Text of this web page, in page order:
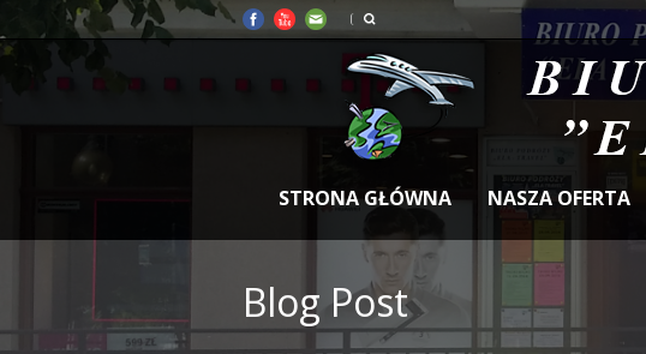
STRONA GŁÓWNA NASZA OFERTA
Blog Post